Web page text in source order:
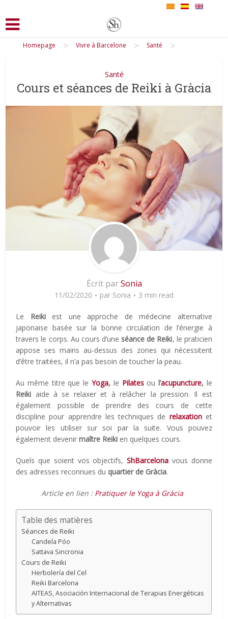
Homepage > Vivre à Barcelone > Santé >
Santé
Cours et séances de Reiki à Gràcia
Écrit parSonia
11/02/2020 par Sonia 3 min read
Le Reikiest une approche de médecine alternative
japonaise basée sur la bonne circulation de l’énergie à
travers le corps. Au cours d’uneséance de Reiki, le praticien
appose ses mains au-dessus des zones qui nécessitent
d’être traitées, il n’a pas besoin de toucher la peau.
Au même titre que le Yoga, le Pilatesoul’acupuncture, le
Reiki aide à se relaxer et à relâcher la pression. Il est
également possible de prendre des cours de cette
discipline pour apprendre les techniques de relaxationet
pouvoir les utiliser sur soi par la suite. Vous pouvez
également devenirmaître Reiki en quelques cours.
Quels que soient vos objectifs,ShBarcelona vous donne
des adresses reconnues duquartier de Gràcia.
Article en lien : Pratiquer le Yoga à Gràcia
Table des matières
Séances de Reiki
Candela Póo
Sattava Sincronia
Cours de Reiki
Herbolería del Cel
Reiki Barcelona
AITEAS, Asociación Internacional de Terapias Energéticas
y Alternativas